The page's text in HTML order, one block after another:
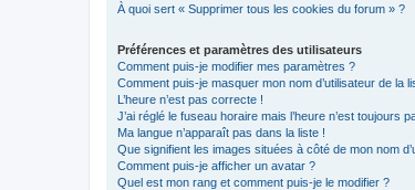
À quoi sert « Supprimer tous les cookies du forum » ?
Préférences et paramètres des utilisateurs
Comment puis-je modifier mes paramètres ?
Comment puis-je masquer mon nom d’utilisateur de la
L’heure n’est pas correcte !
J’ai réglé le fuseau horaire mais l’heure n’est toujours
Ma langue n’apparaît pas dans la liste !
Que signifient les images situées à côté de mon nom
Comment puis-je afficher un avatar ?
Quel est mon rang et comment puis-je le modifier ?